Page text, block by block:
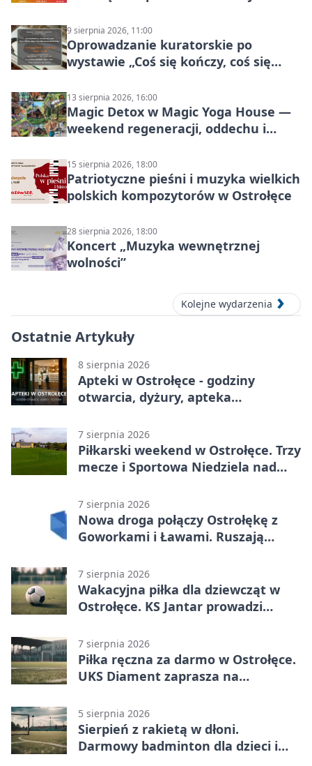
9 sierpnia 2026, 11:00
Oprowadzanie kuratorskie po
wystawie „Coś się kończy, coś się
Mazowsza do Korony”
13 sierpnia 2026, 16:00
Magic Detox w Magic Yoga House —
weekend regeneracji, oddechu i
15 sierpnia 2026, 18:00
Patriotyczne pieśni i muzyka wielkich
polskich kompozytorów w Ostrołęce
28 sierpnia 2026, 18:00
Koncert „Muzyka wewnętrznej
wolności”
Kolejne wydarzenia
Ostatnie Artykuły
8 sierpnia 2026
Apteki w Ostrołęce - godziny
otwarcia, dyżury, apteka
7 sierpnia 2026
Piłkarski weekend w Ostrołęce. Trzy
mecze i Sportowa Niedziela nad
7 sierpnia 2026
Nowa droga połączy Ostrołękę z
Goworkami i Ławami. Ruszają
7 sierpnia 2026
Wakacyjna piłka dla dziewcząt w
Ostrołęce. KS Jantar prowadzi
7 sierpnia 2026
Piłka ręczna za darmo w Ostrołęce.
UKS Diament zaprasza na
5 sierpnia 2026
Sierpień z rakietą w dłoni.
Darmowy badminton dla dzieci i